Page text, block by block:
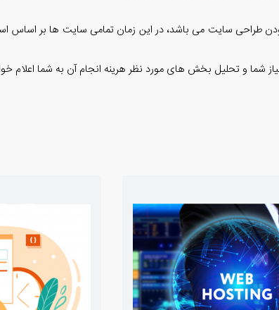
طراحی سایت می باشد، در این زمان تمامی سایت ها بر اساس
شما و تحلیل بخش های مورد نظر هرینه انجام آن به شما اعلام